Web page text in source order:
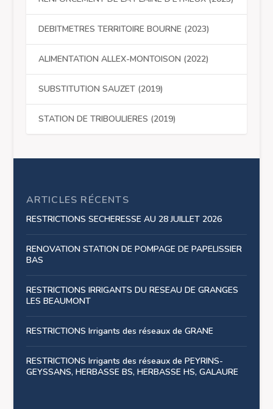
DEBITMETRES TERRITOIRE BOURNE (2023)
ALIMENTATION ALLEX-MONTOISON (2022)
SUBSTITUTION SAUZET (2019)
STATION DE TRIBOULIERES (2019)
ARTICLES RÉCENTS
RESTRICTIONS SECHERESSE AU 28 JUILLET 2026
RENOVATION STATION DE POMPAGE DE PAPELISSIER
BAS
RESTRICTIONS IRRIGANTS DU RESEAU DE GRANGES
LES BEAUMONT
RESTRICTIONS Irrigants des réseaux de GRANE
RESTRICTIONS Irrigants des réseaux de PEYRINS-
GEYSSANS, HERBASSE BS, HERBASSE HS, GALAURE